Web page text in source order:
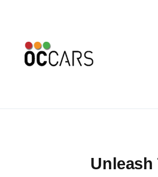
content
Unleash